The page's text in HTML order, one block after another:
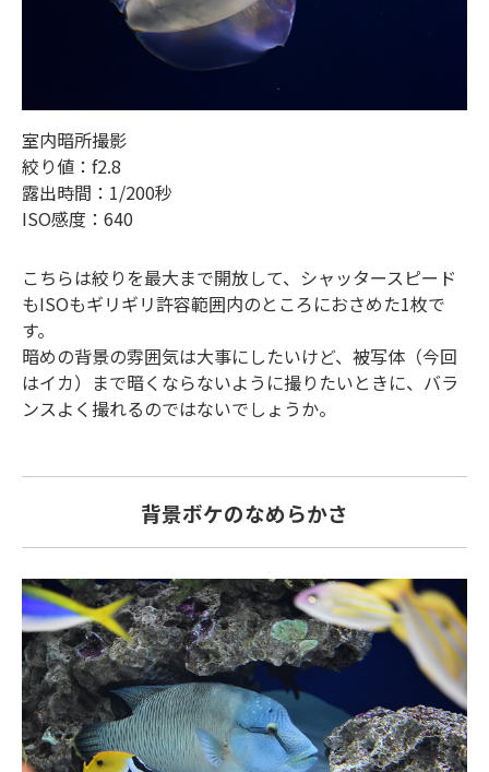
室内暗所撮影
絞り値：f2.8
露出時間：1/200秒
ISO感度：640
こちらは絞りを最大まで開放して、シャッタースピード
もISOもギリギリ許容範囲内のところにおさめた1枚で
す。
暗めの背景の雰囲気は大事にしたいけど、被写体（今回
はイカ）まで暗くならないように撮りたいときに、バラ
ンスよく撮れるのではないでしょうか。
背景ボケのなめらかさ